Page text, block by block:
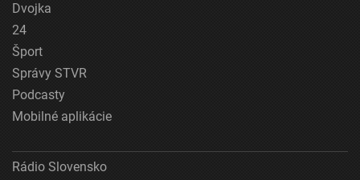
Dvojka
24
Šport
Správy STVR
Podcasty
Mobilné aplikácie
Rádio Slovensko